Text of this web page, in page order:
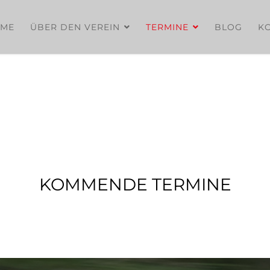
ÜBER DEN VEREIN TERMINE BLOG
KOMMENDE TERMINE